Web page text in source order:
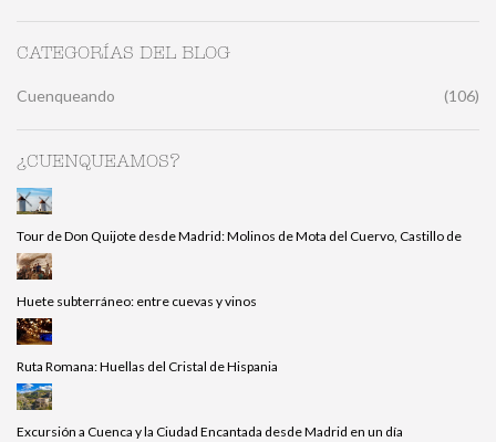
CATEGORÍAS DEL BLOG
Cuenqueando (106)
¿CUENQUEAMOS?
Tour de Don Quijote desde Madrid: Molinos de Mota del Cuervo, Castillo de
Huete subterráneo: entre cuevas y vinos
Ruta Romana: Huellas del Cristal de Hispania
Excursión a Cuenca y la Ciudad Encantada desde Madrid en un día